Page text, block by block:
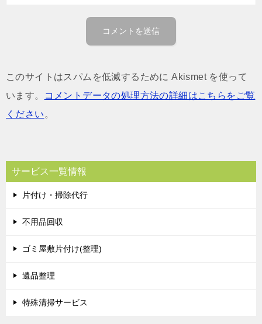
このサイトはスパムを低減するために Akismet を使って
います。
コメントデータの処理方法の詳細はこちらをご覧
ください 。
サービス一覧情報
片付け・掃除代行
不用品回収
ゴミ屋敷片付け(整理)
遺品整理
特殊清掃サービス